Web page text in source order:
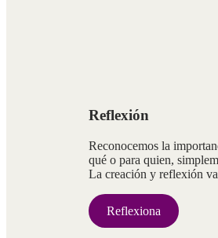
Reflexión
Reconocemos la
qué o para quien,
La creación y reflexión
Reflexiona